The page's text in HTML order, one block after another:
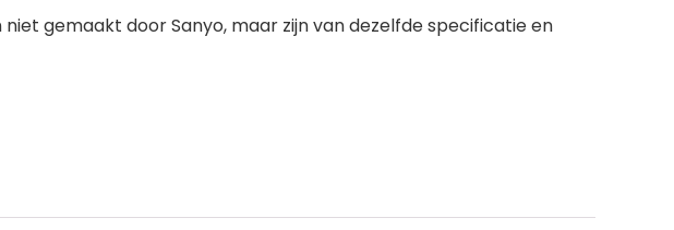
niet gemaakt door Sanyo, maar zijn van dezelfde specificatie en